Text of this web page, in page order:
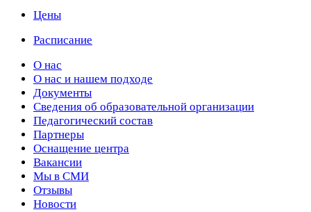
Цены
Расписание
О нас
О нас и нашем подходе
Документы
Сведения об образовательной организации
Педагогический состав
Партнеры
Оснащение центра
Вакансии
Мы в СМИ
Отзывы
Новости